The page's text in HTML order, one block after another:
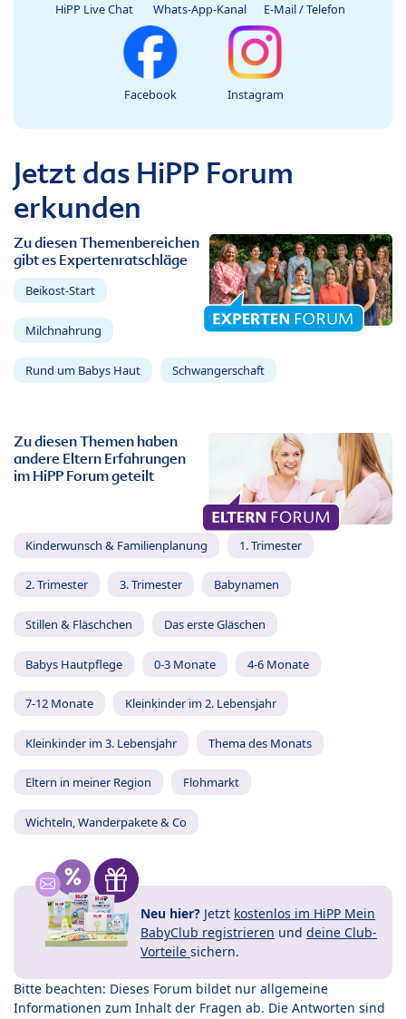
HiPP Live Chat Whats-App-Kanal E-Mail / Telefon
Facebook Instagram
Jetzt das HiPP Forum
erkunden
Zu diesen Themenbereichen
gibt es Expertenratschläge
Beikost-Start
Milchnahrung
Rund um Babys Haut Schwangerschaft
Zu diesen Themen haben
andere Eltern Erfahrungen
im HiPP Forum geteilt
Kinderwunsch & Familienplanung 1. Trimester
2. Trimester 3. Trimester Babynamen
Stillen & Fläschchen Das erste Gläschen
Babys Hautpflege 0-3 Monate 4-6 Monate
7-12 Monate Kleinkinder im 2. Lebensjahr
Kleinkinder im 3. Lebensjahr Thema des Monats
Eltern in meiner Region Flohmarkt
Wichteln, Wanderpakete & Co
Neu hier? Jetzt kostenlos im HiPP Mein
BabyClub registrieren und deine Club-
Vorteile sichern.
Bitte beachten: Dieses Forum bildet nur allgemeine
Informationen zum Inhalt der Fragen ab. Die Antworten sind